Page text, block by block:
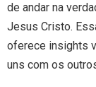
de andar na
Jesus Cristo.
oferece insights
uns com os